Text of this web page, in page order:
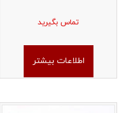
تماس بگیرید
اطلاعات بیشتر